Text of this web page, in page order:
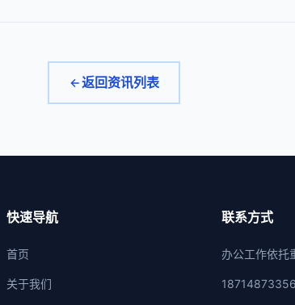
返回资讯列表
快速导航
首页
关于我们
联系方式
办公工作依托